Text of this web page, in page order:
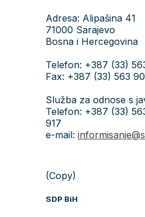
Adresa: Alipašina 41
71000 Sarajevo
Bosna i Hercegovina
Telefon: +387 (33)
Fax: +387 (33) 563
Služba za odnose s
Telefon: +387 (33)
917
e-mail:
(Copy)
SDP BiH